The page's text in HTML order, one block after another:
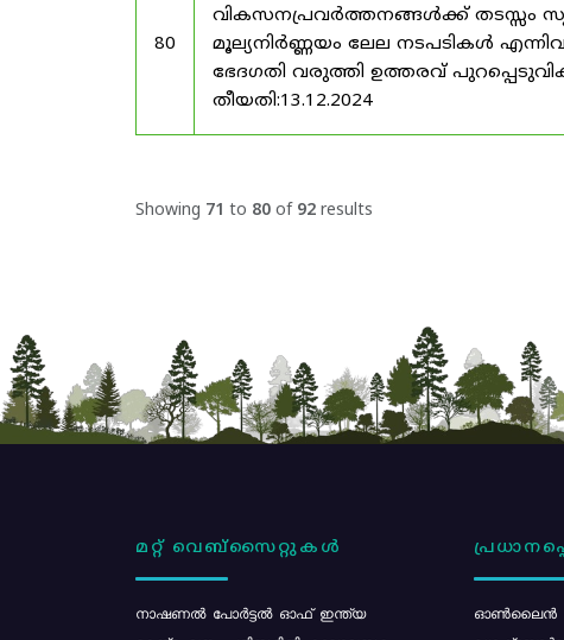
80
വികസനപ്രവർത്തനങ്ങൾക്ക് തടസ്സം
മൂല്യനിർണ്ണയം ലേല നടപടികൾ
ഭേദഗതി വരുത്തി ഉത്തരവ്
തീയതി:13.12.2024
Showing 71 to 80 of 92 results
മറ്റ് വെബ്സൈറ്റുകൾ
നാഷണൽ പോർട്ടൽ ഓഫ് ഇന്ത്യ ഓൺലൈൻ